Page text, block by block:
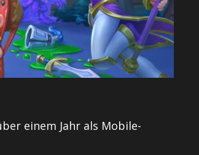
einem Jahr als Mobile-